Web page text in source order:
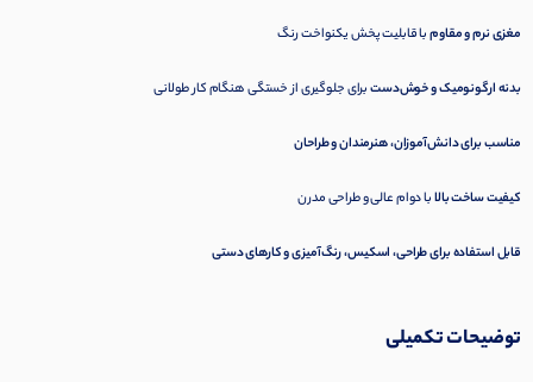
مغزی نرم و مقاومبا قابلیت پخش یکنواخت رنگ
بدنه ارگونومیک و خوش‌دستبرای جلوگیری از خستگی هنگام کار طولانی
مناسب برای دانش‌آموزان، هنرمندان و طراحان
کیفیت ساخت بالابا دوام عالی و طراحی مدرن
قابل استفاده برای طراحی، اسکیس، رنگ‌آمیزی و کارهای دستی
توضیحات تکمیلی